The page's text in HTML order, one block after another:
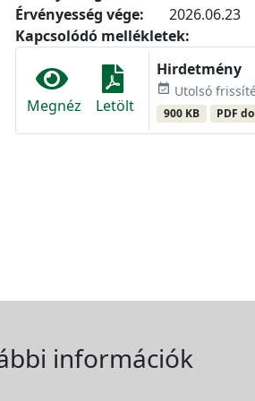
Érvényesség vége:
2026.06.23
Kapcsolódó mellékletek:
Megnéz Letölt
Hirdetmény
event_available Utolsó
900 KB PDF
információk